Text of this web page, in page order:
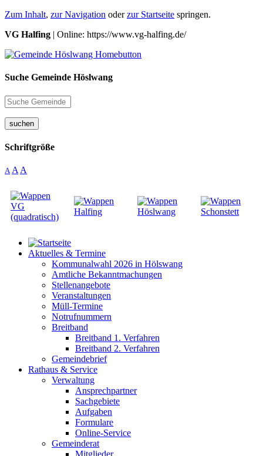
Zum Inhalt, zur Navigation oderzur Startseite springen.
VG Halfing | Online: https://www.vg-halfing.de/
Suche Gemeinde Höslwang
suchen
Schriftgröße
A A A
Aktuelles & Termine
Kommunalwahl 2026 in Hölswang
Amtliche Bekanntmachungen
Stellenangebote
Veranstaltungen
Müll-Termine
Notrufnummern
Breitband
Breitband 1. Verfahren
Breitband 2. Verfahren
Gemeindebrief
Rathaus & Service
Verwaltung
Ansprechpartner
Sachgebiete
Aufgaben
Formulare
Online-Service
Gemeinderat
Mitglieder